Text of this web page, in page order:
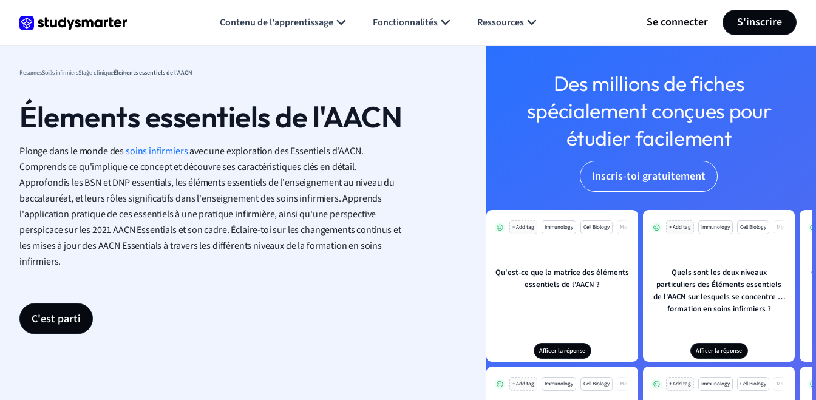
Contenu de l'apprentissage Fonctionnalités Ressources Se connecter S'inscrire
ResumesSoins infirmiersStage cliniqueÉlements essentiels de l'AACN
Élements essentiels de l'AACN
Plonge dans le monde dessoins infirmiersavec une exploration des Essentiels d'AACN.
Comprends ce qu'implique ce concept et découvre ses caractéristiques clés en détail.
Approfondis les BSN et DNP essentials, les éléments essentiels de l'enseignement au niveau du
baccalauréat, et leurs rôles significatifs dans l'enseignement des soins infirmiers. Apprends
l'application pratique de ces essentiels à une pratique infirmière, ainsi qu'une perspective
perspicace sur les 2021 AACN Essentials et son cadre. Éclaire-toi sur les changements continus et
les mises à jour des AACN Essentials à travers les différents niveaux de la formation en soins
infirmiers.
C'est parti
Des millions de fiches
spécialement conçues pour
étudier facilement
Inscris-toi gratuitement
+ Add tag Immunology Cell Biology Mo
Qu'est-ce que la matrice des éléments
essentiels de l'AACN ?
Afficer la réponse
+ Add tag Immunology Cell Biology Mo
Quels sont les deux niveaux
particuliers des Éléments essentiels
de l'AACN sur lesquels se concentre la
formation en soins infirmiers ?
Afficer la réponse
+ Add tag Immunology Cell Biology Mo + Add tag Immunology Cell Biology Mo